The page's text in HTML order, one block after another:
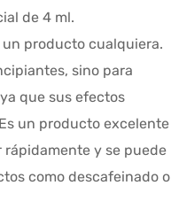
de 4 ml.
un producto cualquiera.
sino para
que sus efectos
un producto excelente
rápidamente y se puede
como descafeinado o